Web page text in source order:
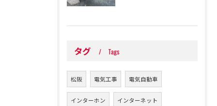
タグ Tags
松阪 電気工事 電気自動車
インターホン インターネット